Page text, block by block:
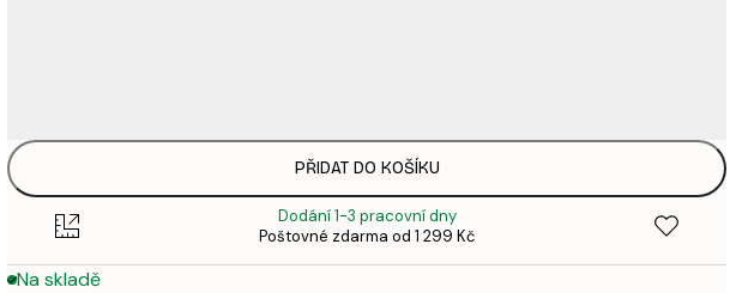
PŘIDAT DO KOŠÍKU
Dodání 1-3 pracovní dny
Poštovné zdarma od 1 299 Kč
Na skladě